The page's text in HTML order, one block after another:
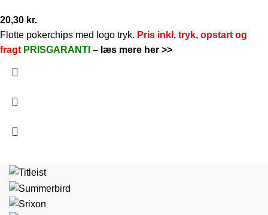
20,30 kr.
Flotte pokerchips med logo tryk. Pris inkl. tryk, opstart og
fragt PRISGARANTI – læs mere her >>